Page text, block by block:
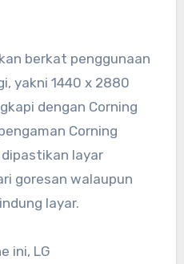
berkat penggunaan
yakni 1440 x 2880
dengan Corning
Corning
dipastikan layar
goresan walaupun
layar.
ini, LG